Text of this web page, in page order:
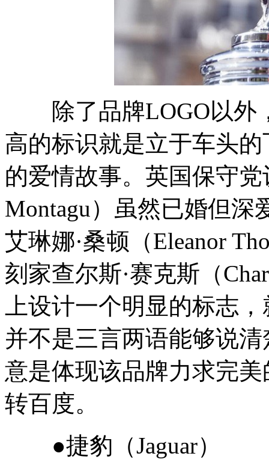
除了品牌LOGO以外
高的标识就是立于车头
的爱情故事。英国保守党
Montagu）虽然已婚但
艾琳娜·桑顿（Eleanor
刻家查尔斯·赛克斯（
上设计一个明显的标志
并不是三言两语能够说
意是体现该品牌力求完
转百度。
●捷豹（Jaguar）